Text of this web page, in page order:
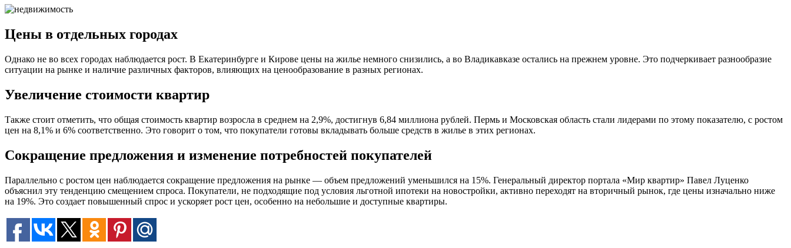
Цены в отдельных городах
Однако не во всех городах наблюдается рост. В Екатеринбурге и Кирове цены на жилье немного снизились, а во Владикавказе остались на прежнем уровне. Это подчеркивает разнообразие
ситуации на рынке и наличие различных факторов, влияющих на ценообразование в разных регионах.
Увеличение стоимости квартир
Также стоит отметить, что общая стоимость квартир возросла в среднем на 2,9%, достигнув 6,84 миллиона рублей. Пермь и Московская область стали лидерами по этому показателю, с ростом
цен на 8,1% и 6% соответственно. Это говорит о том, что покупатели готовы вкладывать больше средств в жилье в этих регионах.
Сокращение предложения и изменение потребностей покупателей
Параллельно с ростом цен наблюдается сокращение предложения на рынке — объем предложений уменьшился на 15%. Генеральный директор портала «Мир квартир» Павел Луценко
объяснил эту тенденцию смещением спроса. Покупатели, не подходящие под условия льготной ипотеки на новостройки, активно переходят на вторичный рынок, где цены изначально ниже
на 19%. Это создает повышенный спрос и ускоряет рост цен, особенно на небольшие и доступные квартиры.